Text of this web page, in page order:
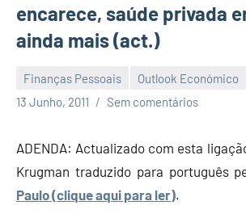
encarece, saúde privada
ainda mais (act.)
Finanças Pessoais
Outlook Económico
13 Junho, 2011
Economia
Finanças
Sem comentários
ADENDA: Actualizado com esta
Krugman traduzido para português
Paulo (clique aqui para ler).